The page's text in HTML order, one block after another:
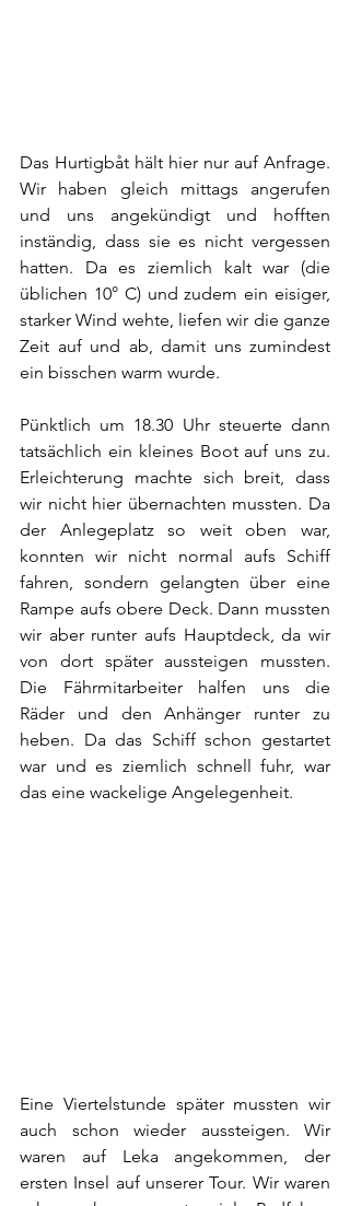
Das Hurtigbåt hält hier nur auf Anfrage.
Wir haben gleich mittags angerufen
und uns angekündigt und hofften
inständig, dass sie es nicht vergessen
hatten. Da es ziemlich kalt war (die
üblichen 10° C) und zudem ein eisiger,
starker Wind wehte, liefen wir die ganze
Zeit auf und ab, damit uns zumindest
ein bisschen warm wurde.
Pünktlich um 18.30 Uhr steuerte dann
tatsächlich ein kleines Boot auf uns zu.
Erleichterung machte sich breit, dass
wir nicht hier übernachten mussten. Da
der Anlegeplatz so weit oben war,
konnten wir nicht normal aufs Schiff
fahren, sondern gelangten über eine
Rampe aufs obere Deck. Dann mussten
wir aber runter aufs Hauptdeck, da wir
von dort später aussteigen mussten.
Die Fährmitarbeiter halfen uns die
Räder und den Anhänger runter zu
heben. Da das Schiff schon gestartet
war und es ziemlich schnell fuhr, war
das eine wackelige Angelegenheit.
Eine Viertelstunde später mussten wir
auch schon wieder aussteigen. Wir
waren auf Leka angekommen, der
ersten Insel auf unserer Tour. Wir waren